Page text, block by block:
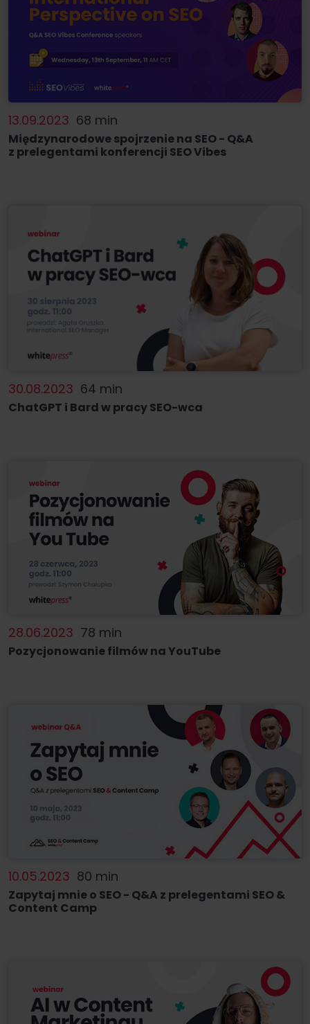
13.09.2023 68 min
Międzynarodowe spojrzenie na SEO - Q&A
z prelegentami konferencji SEO Vibes
30.08.2023 64 min
ChatGPT i Bard w pracy SEO-wca
28.06.2023 78 min
Pozycjonowanie filmów na YouTube
10.05.2023 80 min
Zapytaj mnie o SEO - Q&A z prelegentami SEO &
Content Camp